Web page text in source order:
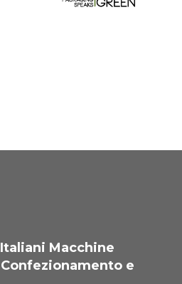
Macchine
e